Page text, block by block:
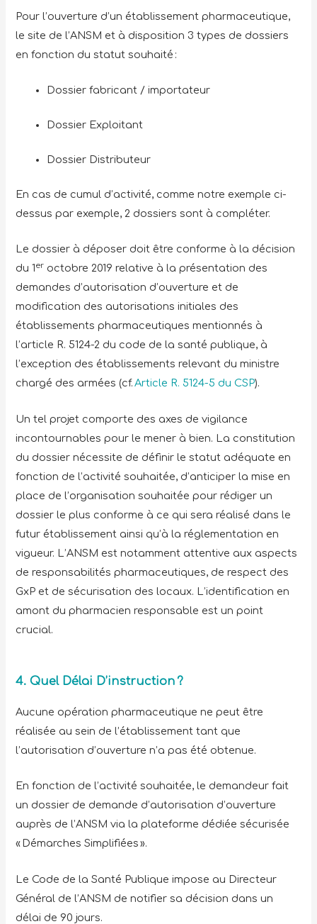
Pour l’ouverture d’un établissement pharmaceutique,
le site de l’ANSM et à disposition 3 types de dossiers
en fonction du statut souhaité :
Dossier fabricant / importateur
Dossier Exploitant
Dossier Distributeur
En cas de cumul d’activité, comme notre exemple ci-
dessus par exemple, 2 dossiers sont à compléter.
Le dossier à déposer doit être conforme à la décision
du 1er octobre 2019 relative à la présentation des
demandes d’autorisation d’ouverture et de
modification des autorisations initiales des
établissements pharmaceutiques mentionnés à
l’article R. 5124-2 du code de la santé publique, à
l’exception des établissements relevant du ministre
chargé des armées (cf.Article R. 5124-5 du CSP).
Un tel projet comporte des axes de vigilance
incontournables pour le mener à bien. La constitution
du dossier nécessite de définir le statut adéquate en
fonction de l’activité souhaitée, d’anticiper la mise en
place de l’organisation souhaitée pour rédiger un
dossier le plus conforme à ce qui sera réalisé dans le
futur établissement ainsi qu’à la réglementation en
vigueur. L’ANSM est notamment attentive aux aspects
de responsabilités pharmaceutiques, de respect des
GxP et de sécurisation des locaux. L’identification en
amont du pharmacien responsable est un point
crucial.
4. Quel Délai D’instruction ?
Aucune opération pharmaceutique ne peut être
réalisée au sein de l’établissement tant que
l’autorisation d’ouverture n’a pas été obtenue.
En fonction de l’activité souhaitée, le demandeur fait
un dossier de demande d’autorisation d’ouverture
auprès de l’ANSM via la plateforme dédiée sécurisée
« Démarches Simplifiées ».
Le Code de la Santé Publique impose au Directeur
Général de l’ANSM de notifier sa décision dans un
délai de 90 jours.